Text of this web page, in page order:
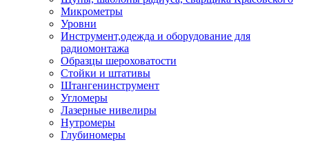
Микрометры
Уровни
Инструмент,одежда и оборудование для
радиомонтажа
Образцы шероховатости
Стойки и штативы
Штангенинструмент
Угломеры
Лазерные нивелиры
Нутромеры
Глубиномеры